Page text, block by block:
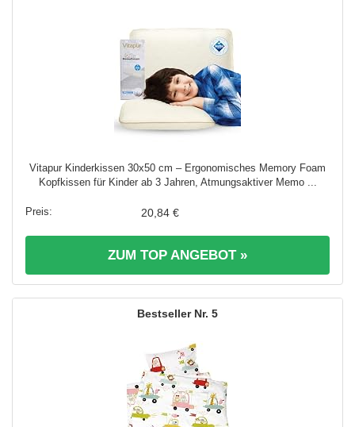
Vitapur Kinderkissen 30x50 cm – Ergonomisches Memory Foam
Kopfkissen für Kinder ab 3 Jahren, Atmungsaktiver Memo ...
20,84 €
ZUM TOP ANGEBOT »
5